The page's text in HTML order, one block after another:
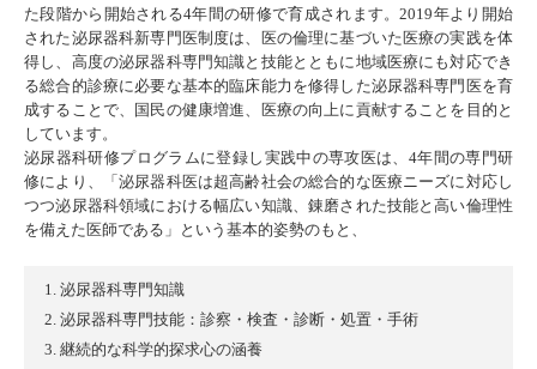
た段階から開始される4年間の研修で育成されます。2019年より開始
された泌尿器科新専門医制度は、医の倫理に基づいた医療の実践を体
得し、高度の泌尿器科専門知識と技能とともに地域医療にも対応でき
る総合的診療に必要な基本的臨床能力を修得した泌尿器科専門医を育
成することで、国民の健康増進、医療の向上に貢献することを目的と
しています。
泌尿器科研修プログラムに登録し実践中の専攻医は、4年間の専門研
修により、「泌尿器科医は超高齢社会の総合的な医療ニーズに対応し
つつ泌尿器科領域における幅広い知識、錬磨された技能と高い倫理性
を備えた医師である」という基本的姿勢のもと、
泌尿器科専門知識
泌尿器科専門技能：診察・検査・診断・処置・手術
継続的な科学的探求心の涵養